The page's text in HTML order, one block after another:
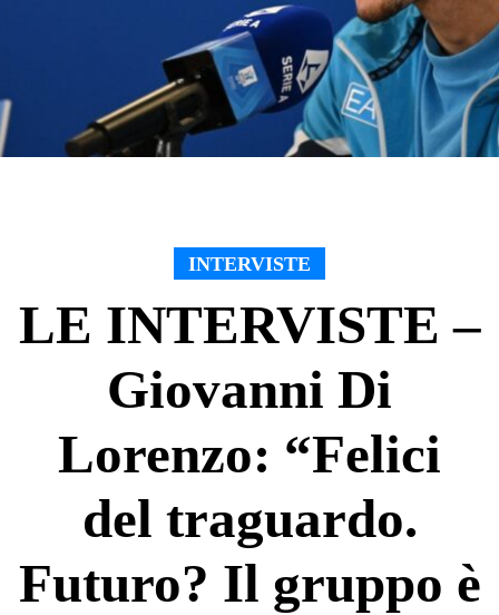
INTERVISTE
LE INTERVISTE –
Giovanni Di
Lorenzo: “Felici
del traguardo.
Futuro? Il gruppo è